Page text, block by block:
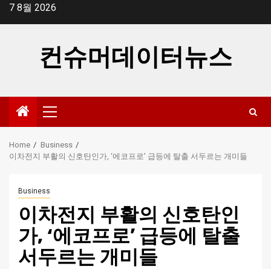
Skip7 8월 2026
컨슈머데이터뉴스
Primary
Menu
Home
Business
이차전지 부활의 신호탄인가, ‘에코프로’ 급등에 탈출 서두르는 개미들
Business
이차전지 부활의 신호탄인
가, ‘에코프로’ 급등에 탈출
서두르는 개미들